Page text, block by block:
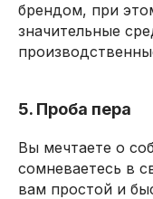
брендом, при
значительные
5. Проба пера
Вы мечтаете о
сомневаетесь в
вам простой и